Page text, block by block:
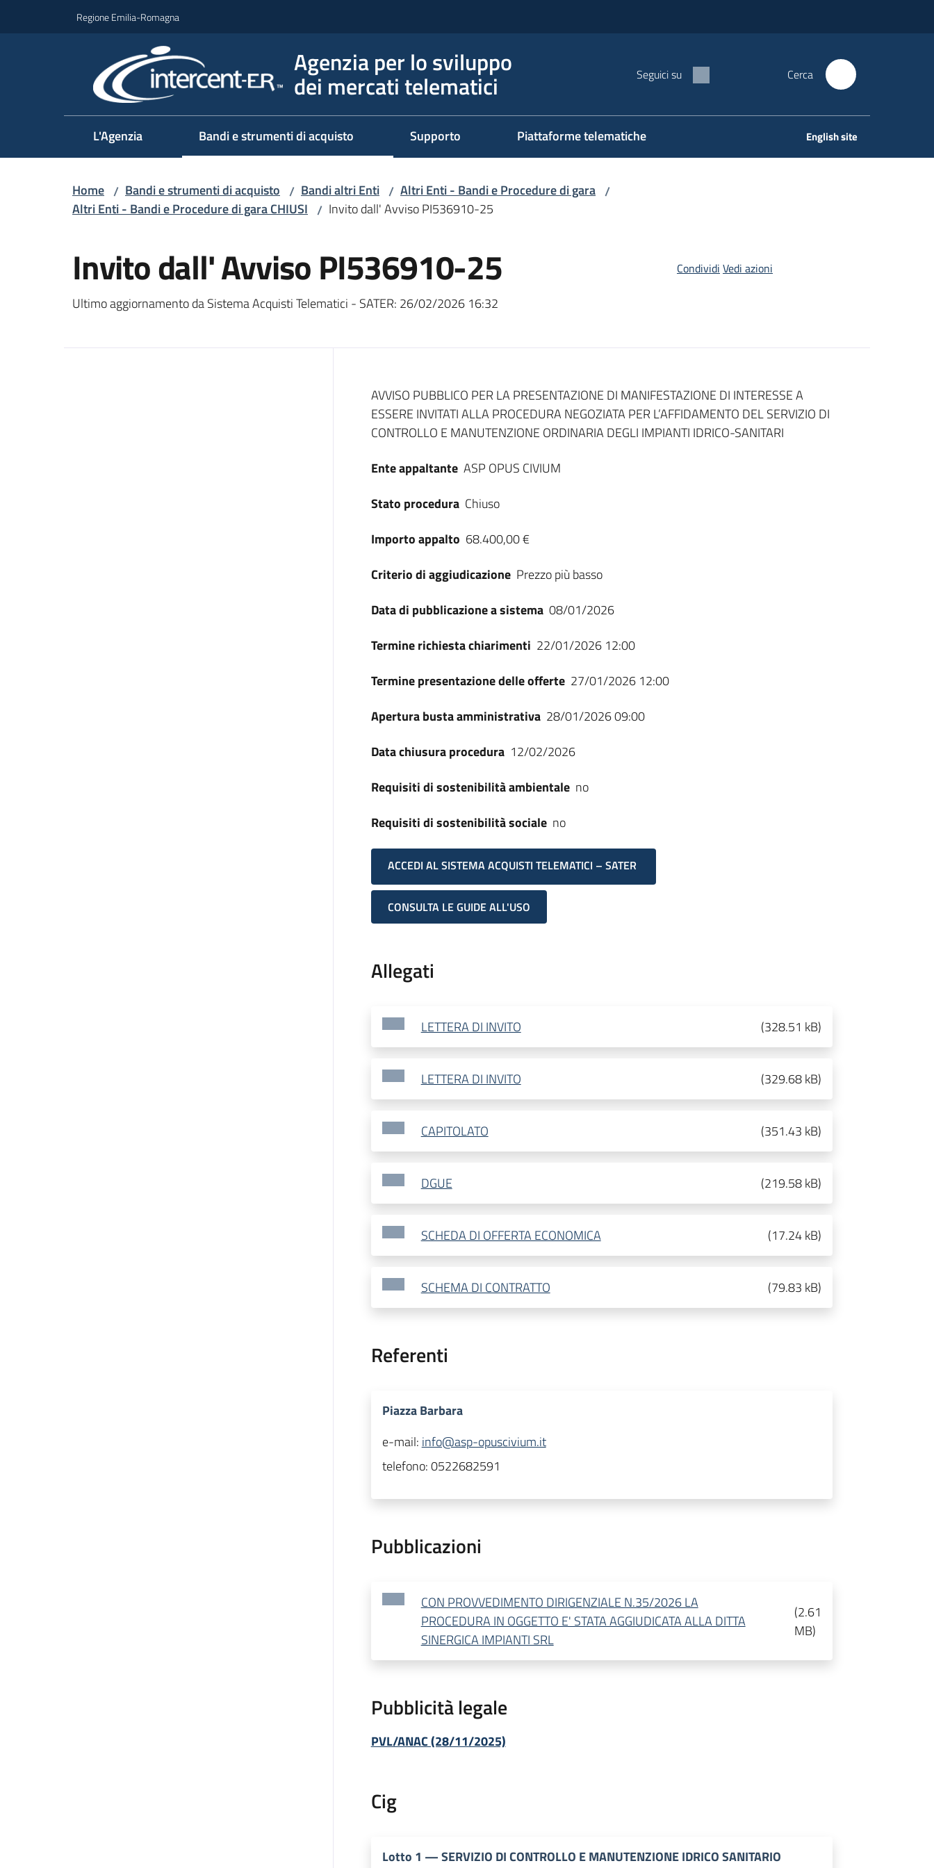
Regione Emilia-Romagna
Agenzia per lo sviluppo
dei mercati telematici Seguici su Cerca
L'Agenzia Bandi e strumenti di acquisto Supporto Piattaforme telematiche English site
Home / Bandi e strumenti di acquisto / Bandi altri Enti / Altri Enti - Bandi e Procedure di gara /
Altri Enti - Bandi e Procedure di gara CHIUSI / Invito dall' Avviso PI536910-25
Invito dall' Avviso PI536910-25
Ultimo aggiornamento da Sistema Acquisti Telematici - SATER: 26/02/2026 16:32
Condividi Vedi azioni
Dati del bando
AVVISO PUBBLICO PER LA PRESENTAZIONE DI MANIFESTAZIONE DI INTERESSE A
ESSERE INVITATI ALLA PROCEDURA NEGOZIATA PER L’AFFIDAMENTO DEL SERVIZIO DI
CONTROLLO E MANUTENZIONE ORDINARIA DEGLI IMPIANTI IDRICO-SANITARI
Ente appaltante ASP OPUS CIVIUM
Stato procedura Chiuso
Importo appalto 68.400,00 €
Criterio di aggiudicazione Prezzo più basso
Data di pubblicazione a sistema 08/01/2026
Termine richiesta chiarimenti 22/01/2026 12:00
Termine presentazione delle offerte 27/01/2026 12:00
Apertura busta amministrativa 28/01/2026 09:00
Data chiusura procedura 12/02/2026
Requisiti di sostenibilità ambientale no
Requisiti di sostenibilità sociale no
ACCEDI AL SISTEMA ACQUISTI TELEMATICI – SATER
CONSULTA LE GUIDE ALL'USO
Allegati
LETTERA DI INVITO (328.51 kB)
LETTERA DI INVITO (329.68 kB)
CAPITOLATO (351.43 kB)
DGUE (219.58 kB)
SCHEDA DI OFFERTA ECONOMICA (17.24 kB)
SCHEMA DI CONTRATTO (79.83 kB)
Referenti
Piazza Barbara
e-mail: info@asp-opuscivium.it
telefono:0522682591
Pubblicazioni
CON PROVVEDIMENTO DIRIGENZIALE N.35/2026 LA
PROCEDURA IN OGGETTO E' STATA AGGIUDICATA ALLA DITTA
SINERGICA IMPIANTI SRL
(2.61
MB)
Pubblicità legale
PVL/ANAC (28/11/2025)
Cig
Lotto 1 —SERVIZIO DI CONTROLLO E MANUTENZIONE IDRICO SANITARIO